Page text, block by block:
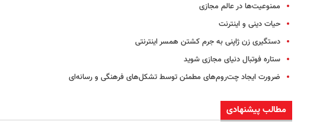
ممنوعیت‌ها در عالم مجازی
حیات دینی و اینترنت
دستگیری زن ژاپنی به جرم کشتن همسر اینترنتی
ستاره فوتبال دنیای مجازی شوید
ضرورت ایجاد چت‌روم‌های مطمئن توسط تشکل‌های فرهنگی و رسانه‌ای
مطالب پیشنهادی